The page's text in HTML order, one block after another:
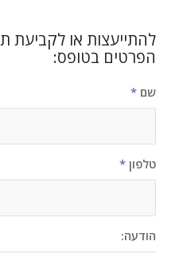
להתייעצות או לקביעת
הפרטים בטופס:
שם *
טלפון *
הודעה: